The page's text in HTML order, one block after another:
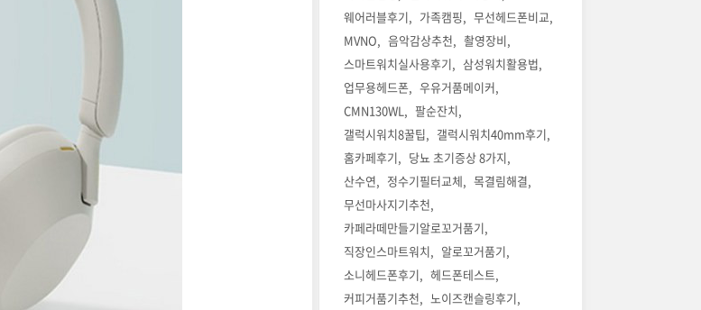
웨어러블후기
가족캠핑
무선헤드폰비교
MVNO
음악감상추천
촬영장비
스마트워치실사용후기
삼성워치활용법
업무용헤드폰
우유거품메이커
CMN130WL
팔순잔치
갤럭시워치8꿀팁
갤럭시워치40mm후기
홈카페후기
당뇨 초기증상 8가지
산수연
정수기필터교체
목결림해결
무선마사지기추천
카페라떼만들기알로꼬거품기
직장인스마트워치
알로꼬거품기
소니헤드폰후기
헤드폰테스트
커피거품기추천
노이즈캔슬링후기